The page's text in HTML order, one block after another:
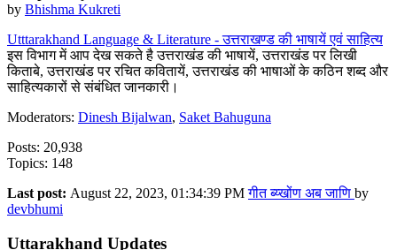
by Bhishma Kukreti
Utttarakhand Language & Literature - उत्तराखण्ड की भाषायें एवं साहित्य
इस विभाग में आप देख सकते है उत्तराखंड की भाषायें, उत्तराखंड पर लिखी
किताबे, उत्तराखंड पर रचित कवितायें, उत्तराखंड की भाषाओं के कठिन शब्द और
साहित्यकारों से संबंधित जानकारी।
Moderators: Dinesh Bijalwan, Saket Bahuguna
Posts: 20,938
Topics: 148
Last post: August 22, 2023, 01:34:39 PMगीत ब्य्खोंण अब जाणि by
devbhumi
Uttarakhand Updates